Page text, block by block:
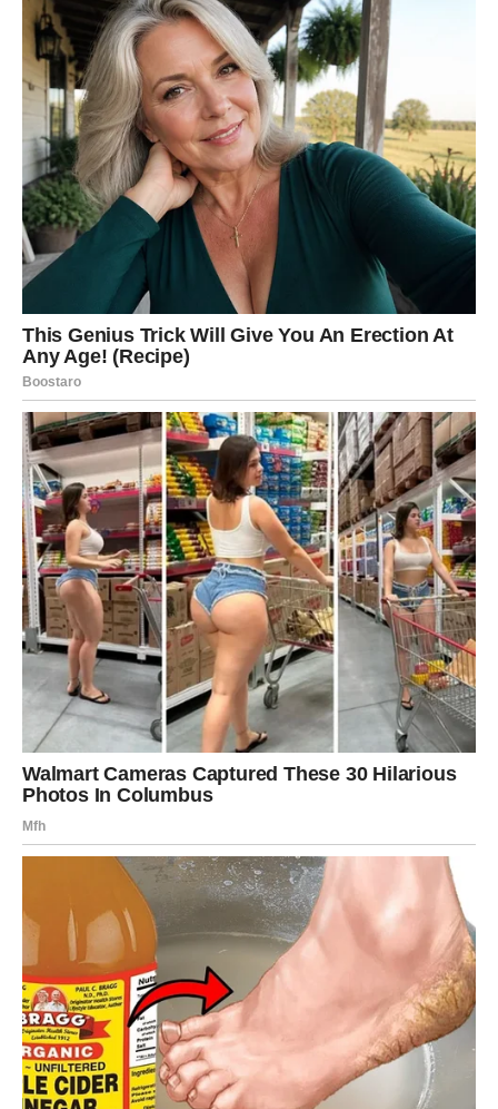
RIBE – snovi se pretvaraju u
stvarnost
Ribe su znak vere. Čak i kada je sve izgledalo izgubljeno,
vi ste u sebi čuvali tračak nade. Sada se taj tračak
pretvara u svetlost.
Želja koja se ispunjava Ribama često je povezana sa
ljubavlju, duhovnim mirom ili kreativnim ostvarenjem
Neko vas vidi onakvima kakvi jeste. Neko vas bira bez
je nedostajao.
Ono što dolazi Ribama nije bučno. Ali je duboko. I trajno.